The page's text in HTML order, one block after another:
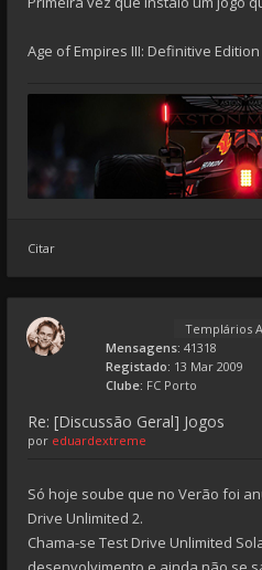
Age of Empires III: Definitive
Citar
Templários
Mensagens: 41318
Registado: 13 Mar 2009
Clube: FC Porto
Re: [Discussão Geral] Jogos
por eduardextreme
Só hoje soube que no Verão foi
Drive Unlimited 2.
Chama-se Test Drive Unlimited